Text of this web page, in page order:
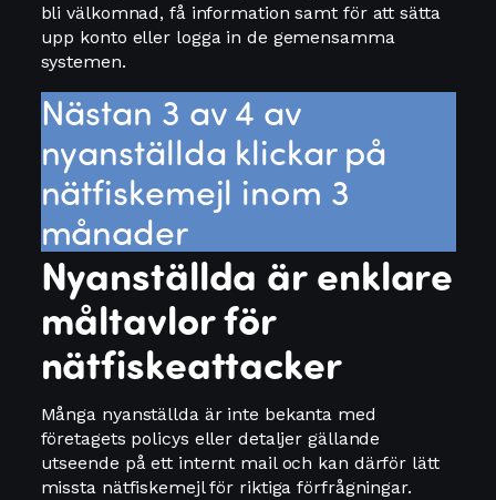
bli välkomnad, få information samt för att sätta
upp konto eller logga in de gemensamma
systemen.
Nästan 3 av 4 av
nyanställda klickar på
nätfiskemejl inom 3
månader
Nyanställda är enklare
måltavlor för
nätfiskeattacker
Många nyanställda är inte bekanta med
företagets policys eller detaljer gällande
utseende på ett internt mail och kan därför lätt
missta nätfiskemejl för riktiga förfrågningar.